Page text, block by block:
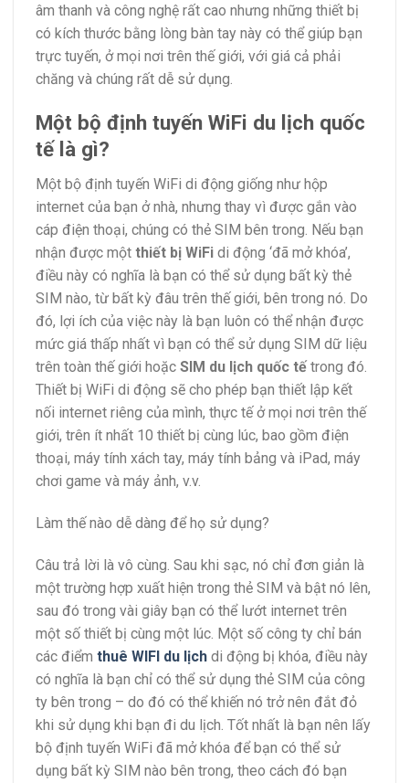
âm thanh và công nghệ rất cao nhưng những thiết bị
có kích thước bằng lòng bàn tay này có thể giúp bạn
trực tuyến, ở mọi nơi trên thế giới, với giá cả phải
chăng và chúng rất dễ sử dụng.
Một bộ định tuyến WiFi du lịch quốc
tếlà gì?
Một bộ định tuyến WiFi di động giống như hộp
internet của bạn ở nhà, nhưng thay vì được gắn vào
cáp điện thoại, chúng có thẻ SIM bên trong. Nếu bạn
nhận được một thiết bị WiFi di động ‘đã mở khóa’,
điều này có nghĩa là bạn có thể sử dụng bất kỳ thẻ
SIM nào, từ bất kỳ đâu trên thế giới, bên trong nó. Do
đó, lợi ích của việc này là bạn luôn có thể nhận được
mức giá thấp nhất vì bạn có thể sử dụng SIM dữ liệu
trên toàn thế giới hoặc SIM du lịch quốc tế trong đó.
Thiết bị WiFi di động sẽ cho phép bạn thiết lập kết
nối internet riêng của mình, thực tế ở mọi nơi trên thế
giới, trên ít nhất 10 thiết bị cùng lúc, bao gồm điện
thoại, máy tính xách tay, máy tính bảng và iPad, máy
chơi game và máy ảnh, v.v.
Làm thế nào dễ dàng để họ sử dụng?
Câu trả lời là vô cùng. Sau khi sạc, nó chỉ đơn giản là
một trường hợp xuất hiện trong thẻ SIM và bật nó lên,
sau đó trong vài giây bạn có thể lướt internet trên
một số thiết bị cùng một lúc. Một số công ty chỉ bán
các điểm thuê WIFI du lịch di động bị khóa, điều này
có nghĩa là bạn chỉ có thể sử dụng thẻ SIM của công
ty bên trong – do đó có thể khiến nó trở nên đắt đỏ
khi sử dụng khi bạn đi du lịch. Tốt nhất là bạn nên lấy
bộ định tuyến WiFi đã mở khóa để bạn có thể sử
dụng bất kỳ SIM nào bên trong, theo cách đó bạn